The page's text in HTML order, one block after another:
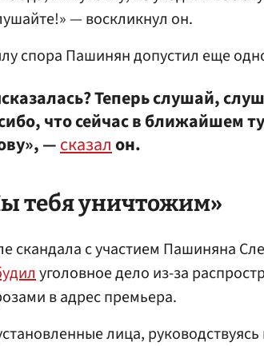
— воскликнул он.
спора Пашинян допустил еще
Теперь слушай,
что сейчас в ближайшем
—сказалон.
тебя уничтожим»
скандала с участием Пашиняна
уголовное дело из-за
в адрес премьера.
лица,